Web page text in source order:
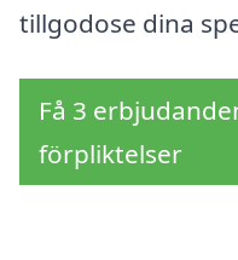
tillgodose dina
Få 3
förpliktelser